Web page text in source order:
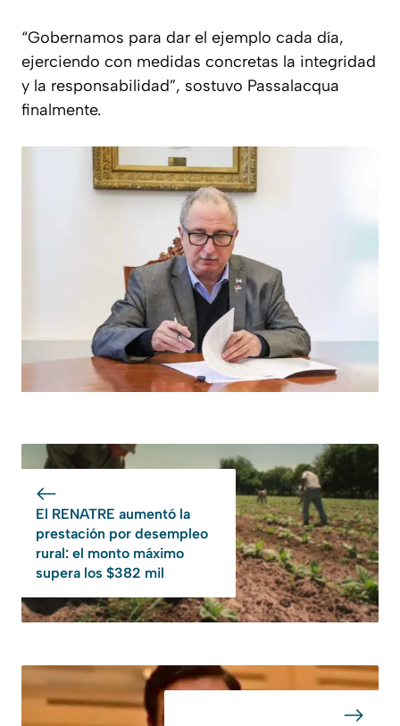
“Gobernamos para dar el ejemplo cada día,
ejerciendo con medidas concretas la integridad
y la responsabilidad”, sostuvo Passalacqua
finalmente.
El RENATRE aumentó la
prestación por desempleo
rural: el monto máximo
supera los $382 mil